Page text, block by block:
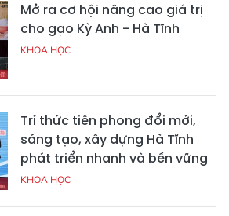
Mở ra cơ hội nâng cao giá trị
cho gạo Kỳ Anh - Hà Tĩnh
KHOA HỌC
Trí thức tiên phong đổi mới,
sáng tạo, xây dựng Hà Tĩnh
phát triển nhanh và bền vững
KHOA HỌC